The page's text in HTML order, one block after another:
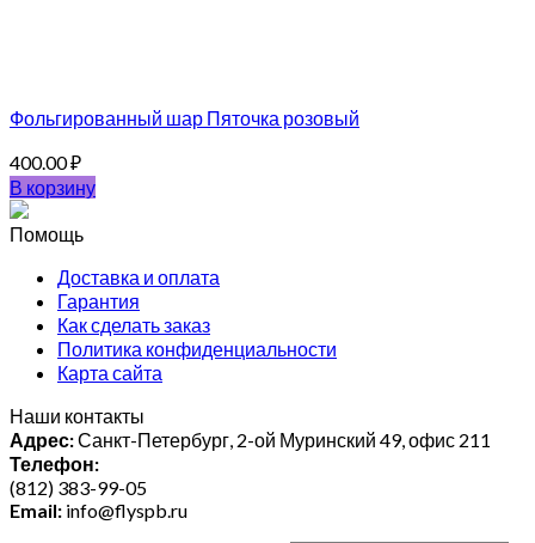
Фольгированный шар Пяточка розовый
400.00₽
В корзину
Помощь
Доставка и оплата
Гарантия
Как сделать заказ
Политика конфиденциальности
Карта сайта
Наши контакты
Адрес:Санкт-Петербург, 2-ой Муринский 49, офис 211
Телефон:
(812) 383-99-05
Email: info@flyspb.ru